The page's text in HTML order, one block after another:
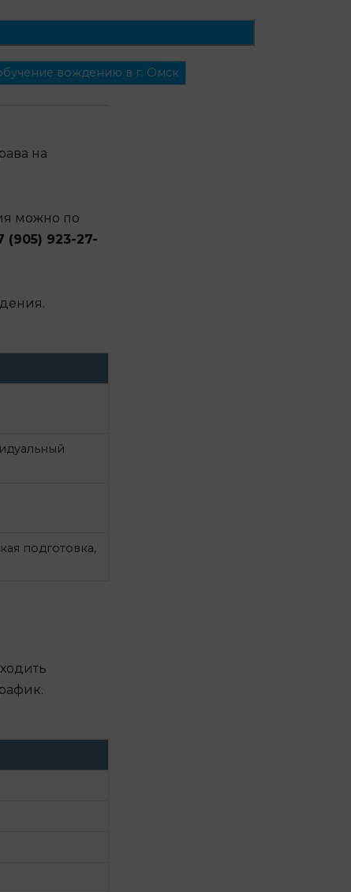
вождению в г. Омск
на
можно по
(905) 923-27-
подготовка,